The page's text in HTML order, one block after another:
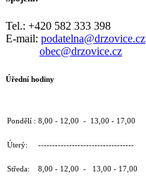
Tel.: +420 582 333 398
E-mail: podatelna@drzovice.cz
obec@drzovice.cz
Úřední hodiny
Pondělí : 8,00 - 12,00 - 13,00 - 17,00
Úterý: ----------------------------------
Středa: 8,00 - 12,00 - 13,00 - 17,00